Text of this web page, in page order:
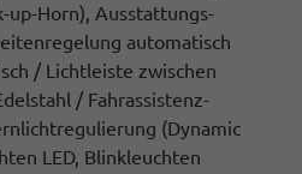
up-Horn), Ausstattungs-
automatisch
/ Lichtleiste zwischen
/ Fahrassistenz-
(Dynamic
LED, Blinkleuchten